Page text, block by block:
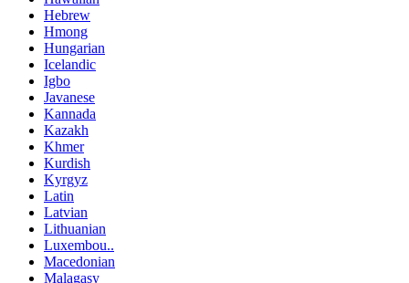
Hebrew
Hmong
Hungarian
Icelandic
Igbo
Javanese
Kannada
Kazakh
Khmer
Kurdish
Kyrgyz
Latin
Latvian
Lithuanian
Luxembou..
Macedonian
Malagasy